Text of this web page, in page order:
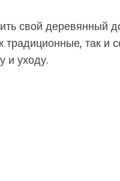
свой
так и
и уходу.